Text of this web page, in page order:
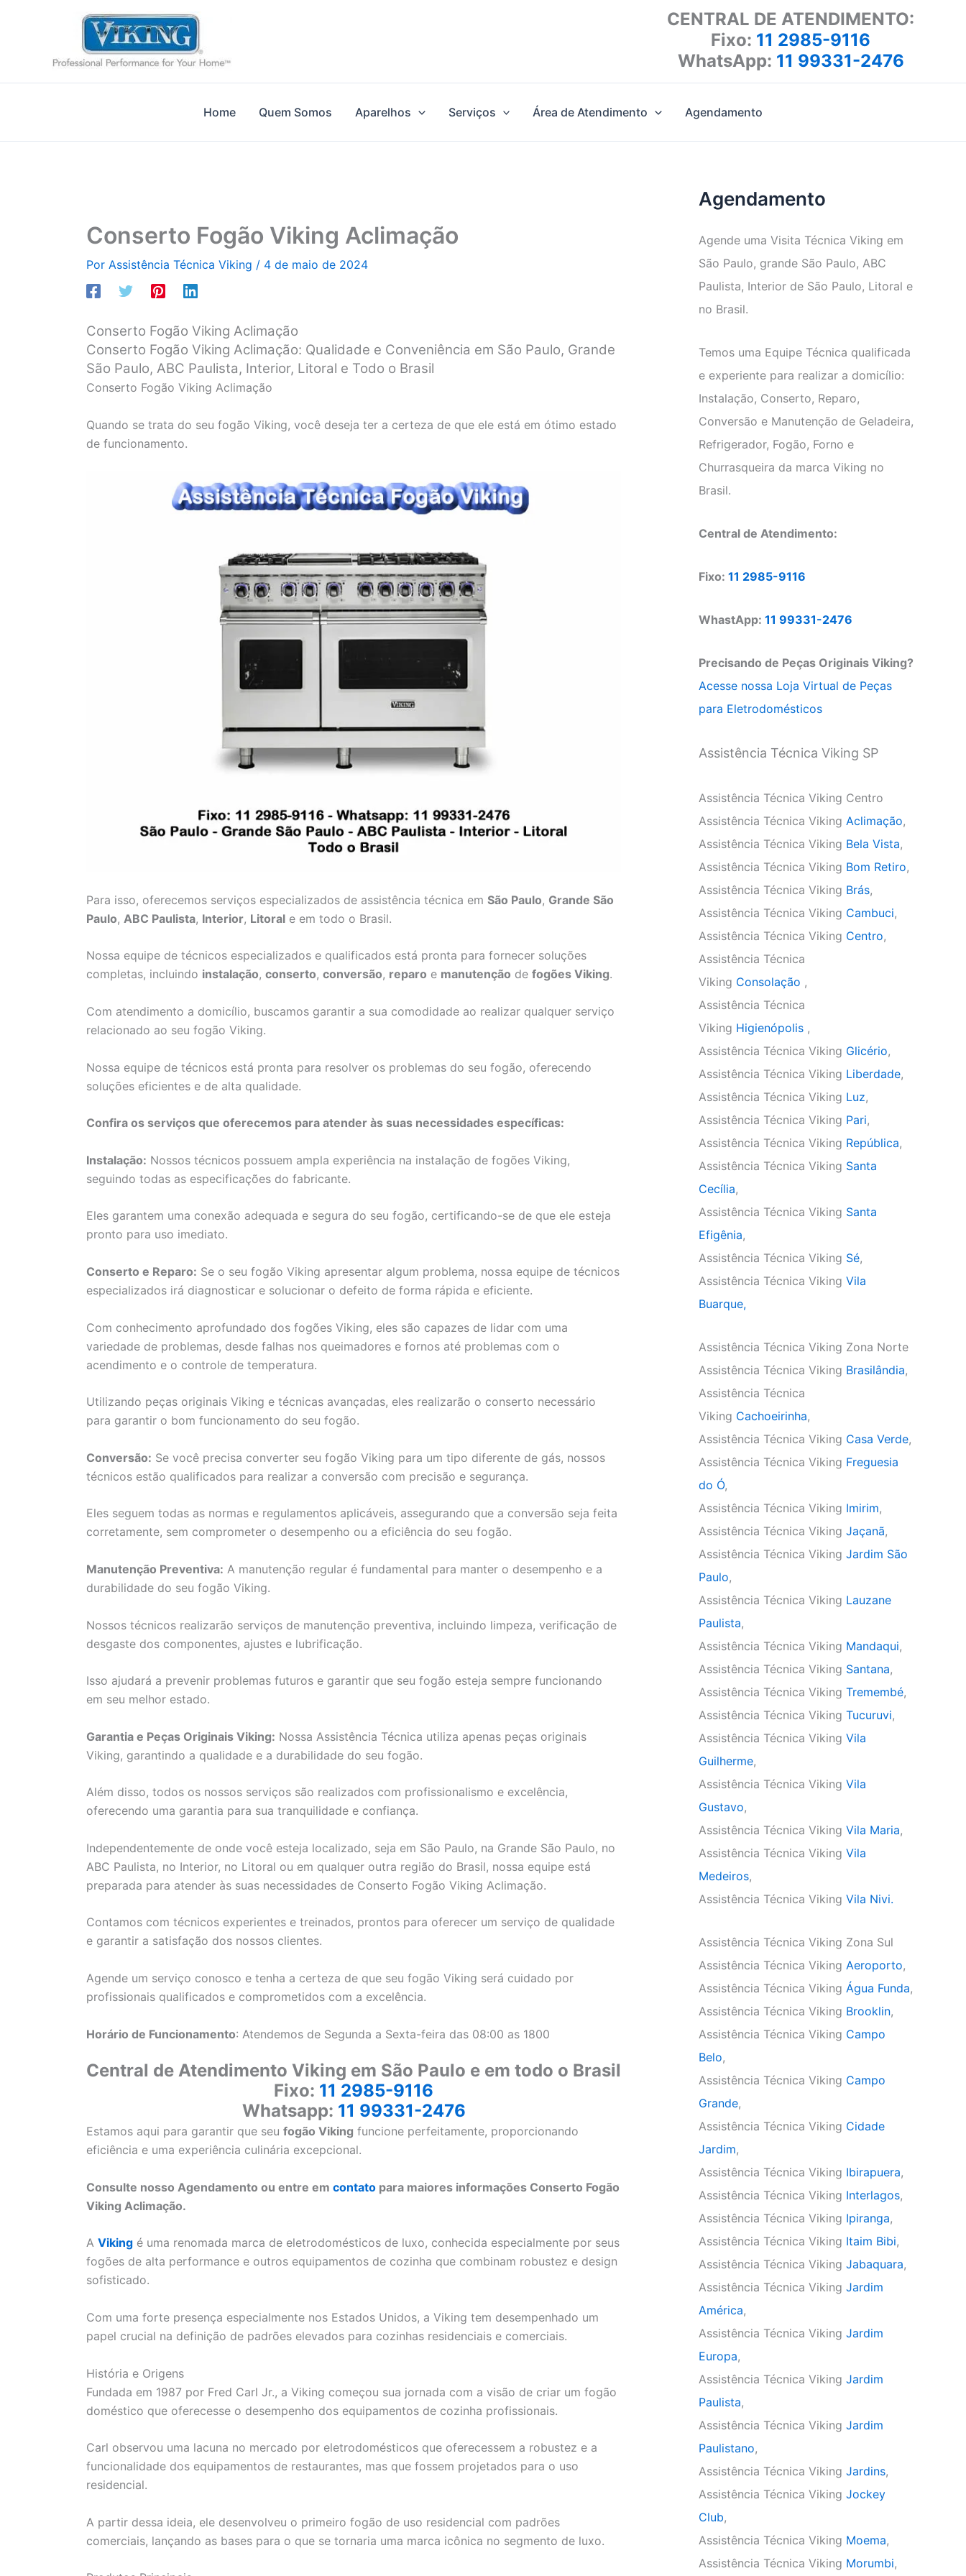
CENTRAL DE ATENDIMENTO:
Fixo: 11 2985-9116
WhatsApp: 11 99331-2476
Home Quem Somos Aparelhos Serviços Área de Atendimento Agendamento
Conserto Fogão Viking Aclimação
Por Assistência Técnica Viking / 4 de maio de 2024
Conserto Fogão Viking Aclimação
Conserto Fogão Viking Aclimação: Qualidade e Conveniência em São Paulo, Grande
São Paulo, ABC Paulista, Interior, Litoral e Todo o Brasil
Conserto Fogão Viking Aclimação
Quando se trata do seu fogão Viking, você deseja ter a certeza de que ele está em ótimo estado
de funcionamento.
Para isso, oferecemos serviços especializados de assistência técnica em São Paulo, Grande São
Paulo, ABC Paulista, Interior, Litoral e em todo o Brasil.
Nossa equipe de técnicos especializados e qualificados está pronta para fornecer soluções
completas, incluindo instalação, conserto, conversão, reparo e manutenção de fogões Viking.
Com atendimento a domicílio, buscamos garantir a sua comodidade ao realizar qualquer serviço
relacionado ao seu fogão Viking.
Nossa equipe de técnicos está pronta para resolver os problemas do seu fogão, oferecendo
soluções eficientes e de alta qualidade.
Confira os serviços que oferecemos para atender às suas necessidades específicas:
Instalação: Nossos técnicos possuem ampla experiência na instalação de fogões Viking,
seguindo todas as especificações do fabricante.
Eles garantem uma conexão adequada e segura do seu fogão, certificando-se de que ele esteja
pronto para uso imediato.
Conserto e Reparo: Se o seu fogão Viking apresentar algum problema, nossa equipe de técnicos
especializados irá diagnosticar e solucionar o defeito de forma rápida e eficiente.
Com conhecimento aprofundado dos fogões Viking, eles são capazes de lidar com uma
variedade de problemas, desde falhas nos queimadores e fornos até problemas com o
acendimento e o controle de temperatura.
Utilizando peças originais Viking e técnicas avançadas, eles realizarão o conserto necessário
para garantir o bom funcionamento do seu fogão.
Conversão: Se você precisa converter seu fogão Viking para um tipo diferente de gás, nossos
técnicos estão qualificados para realizar a conversão com precisão e segurança.
Eles seguem todas as normas e regulamentos aplicáveis, assegurando que a conversão seja feita
corretamente, sem comprometer o desempenho ou a eficiência do seu fogão.
Manutenção Preventiva: A manutenção regular é fundamental para manter o desempenho e a
durabilidade do seu fogão Viking.
Nossos técnicos realizarão serviços de manutenção preventiva, incluindo limpeza, verificação de
desgaste dos componentes, ajustes e lubrificação.
Isso ajudará a prevenir problemas futuros e garantir que seu fogão esteja sempre funcionando
em seu melhor estado.
Garantia e Peças Originais Viking: Nossa Assistência Técnica utiliza apenas peças originais
Viking, garantindo a qualidade e a durabilidade do seu fogão.
Além disso, todos os nossos serviços são realizados com profissionalismo e excelência,
oferecendo uma garantia para sua tranquilidade e confiança.
Independentemente de onde você esteja localizado, seja em São Paulo, na Grande São Paulo, no
ABC Paulista, no Interior, no Litoral ou em qualquer outra região do Brasil, nossa equipe está
preparada para atender às suas necessidades de Conserto Fogão Viking Aclimação.
Contamos com técnicos experientes e treinados, prontos para oferecer um serviço de qualidade
e garantir a satisfação dos nossos clientes.
Agende um serviço conosco e tenha a certeza de que seu fogão Viking será cuidado por
profissionais qualificados e comprometidos com a excelência.
Horário de Funcionamento: Atendemos de Segunda a Sexta-feira das 08:00 as 1800
Central de Atendimento Viking em São Paulo e em todo o Brasil
Fixo: 11 2985-9116
Whatsapp: 11 99331-2476
Estamos aqui para garantir que seu fogão Viking funcione perfeitamente, proporcionando
eficiência e uma experiência culinária excepcional.
Consulte nosso Agendamento ou entre em contato para maiores informações Conserto Fogão
Viking Aclimação.
A Viking é uma renomada marca de eletrodomésticos de luxo, conhecida especialmente por seus
fogões de alta performance e outros equipamentos de cozinha que combinam robustez e design
sofisticado.
Com uma forte presença especialmente nos Estados Unidos, a Viking tem desempenhado um
papel crucial na definição de padrões elevados para cozinhas residenciais e comerciais.
História e Origens
Fundada em 1987 por Fred Carl Jr., a Viking começou sua jornada com a visão de criar um fogão
doméstico que oferecesse o desempenho dos equipamentos de cozinha profissionais.
Carl observou uma lacuna no mercado por eletrodomésticos que oferecessem a robustez e a
funcionalidade dos equipamentos de restaurantes, mas que fossem projetados para o uso
residencial.
A partir dessa ideia, ele desenvolveu o primeiro fogão de uso residencial com padrões
comerciais, lançando as bases para o que se tornaria uma marca icônica no segmento de luxo.
Agendamento
Agende uma Visita Técnica Viking em
São Paulo, grande São Paulo, ABC
Paulista, Interior de São Paulo, Litoral e
no Brasil.
Temos uma Equipe Técnica qualificada
e experiente para realizar a domicílio:
Instalação, Conserto, Reparo,
Conversão e Manutenção de Geladeira,
Refrigerador, Fogão, Forno e
Churrasqueira da marca Viking no
Brasil.
Central de Atendimento:
Fixo: 11 2985-9116
WhastApp: 11 99331-2476
Precisando de Peças Originais Viking?
Acesse nossa Loja Virtual de Peças
para Eletrodomésticos
Assistência Técnica Viking SP
Assistência Técnica Viking Centro
Assistência Técnica Viking Aclimação,
Assistência Técnica Viking Bela Vista,
Assistência Técnica Viking Bom Retiro,
Assistência Técnica Viking Brás,
Assistência Técnica Viking Cambuci,
Assistência Técnica Viking Centro,
Assistência Técnica
Viking Consolação ,
Assistência Técnica
Viking Higienópolis ,
Assistência Técnica Viking Glicério,
Assistência Técnica Viking Liberdade,
Assistência Técnica Viking Luz,
Assistência Técnica Viking Pari,
Assistência Técnica Viking República,
Assistência Técnica Viking Santa
Cecília,
Assistência Técnica Viking Santa
Efigênia,
Assistência Técnica Viking Sé,
Assistência Técnica Viking Vila
Buarque,
Assistência Técnica Viking Zona Norte
Assistência Técnica Viking Brasilândia,
Assistência Técnica
Viking Cachoeirinha,
Assistência Técnica Viking Casa Verde,
Assistência Técnica Viking Freguesia
do Ó,
Assistência Técnica Viking Imirim,
Assistência Técnica Viking Jaçanã,
Assistência Técnica Viking Jardim São
Paulo,
Assistência Técnica Viking Lauzane
Paulista,
Assistência Técnica Viking Mandaqui,
Assistência Técnica Viking Santana,
Assistência Técnica Viking Tremembé,
Assistência Técnica Viking Tucuruvi,
Assistência Técnica Viking Vila
Guilherme,
Assistência Técnica Viking Vila
Gustavo,
Assistência Técnica Viking Vila Maria,
Assistência Técnica Viking Vila
Medeiros,
Assistência Técnica Viking Vila Nivi.
Assistência Técnica Viking Zona Sul
Assistência Técnica Viking Aeroporto,
Assistência Técnica Viking Água Funda,
Assistência Técnica Viking Brooklin,
Assistência Técnica Viking Campo
Belo,
Assistência Técnica Viking Campo
Grande,
Assistência Técnica Viking Cidade
Jardim,
Assistência Técnica Viking Ibirapuera,
Assistência Técnica Viking Interlagos,
Assistência Técnica Viking Ipiranga,
Assistência Técnica Viking Itaim Bibi,
Assistência Técnica Viking Jabaquara,
Assistência Técnica Viking Jardim
América,
Assistência Técnica Viking Jardim
Europa,
Assistência Técnica Viking Jardim
Paulista,
Assistência Técnica Viking Jardim
Paulistano,
Assistência Técnica Viking Jardins,
Assistência Técnica Viking Jockey
Club,
Assistência Técnica Viking Moema,
Assistência Técnica Viking Morumbi,